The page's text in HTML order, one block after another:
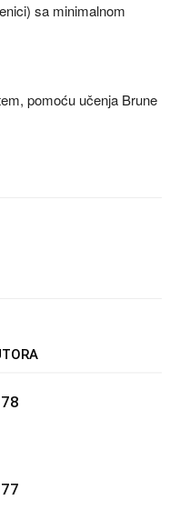
sa minimalnom
pomoću učenja Brune